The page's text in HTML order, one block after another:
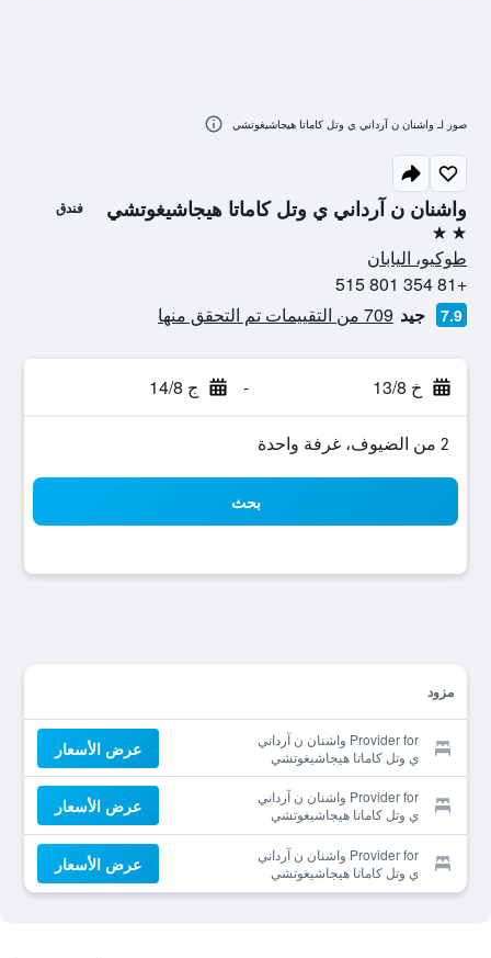
واشنان ن آرداني ي وتل كاماتا هيجاشيغوتشي فندق
2 نجمتين
طوكيو، اليابان
+81 354 801 515
7.9 جيد 709 من التقييمات تم التحقق منها
خ 13/8 - ج 14/8
2 من الضيوف، غرفة واحدة
بحث
مزود
Provider for واشنان ن آرداني
ي وتل كاماتا هيجاشيغوتشي
عرض الأسعار
Provider for واشنان ن آرداني
ي وتل كاماتا هيجاشيغوتشي
عرض الأسعار
Provider for واشنان ن آرداني
ي وتل كاماتا هيجاشيغوتشي
عرض الأسعار
صور لـ واشنان ن آرداني ي وتل كاماتا هيجاشيغوتشي